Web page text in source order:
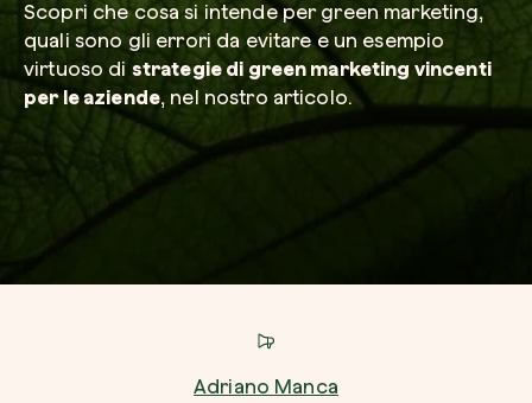
Scopri che cosa si intende per green marketing,
quali sono gli errori da evitare e un esempio
virtuoso di strategie di green marketing vincenti
per le aziende, nel nostro articolo.
Adriano Manca
Azienda*